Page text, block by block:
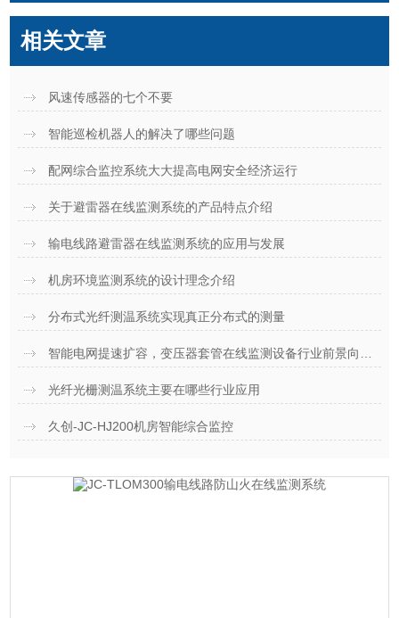
相关文章
风速传感器的七个不要
智能巡检机器人的解决了哪些问题
配网综合监控系统大大提高电网安全经济运行
关于避雷器在线监测系统的产品特点介绍
输电线路避雷器在线监测系统的应用与发展
机房环境监测系统的设计理念介绍
分布式光纤测温系统实现真正分布式的测量
光纤光栅测温系统主要在哪些行业应用
久创-JC-HJ200机房智能综合监控